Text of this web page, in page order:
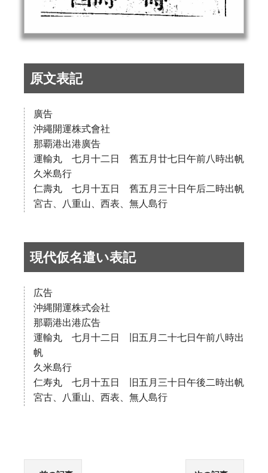
原文表記
廣告
沖繩開運株式會社
那覇港出港廣告
運輸丸 七月十二日 舊五月廿七日午前八時出帆
久米島行
仁壽丸 七月十五日 舊五月三十日午后二時出帆
宮古、八重山、西表、無人島行
現代仮名遣い表記
広告
沖縄開運株式会社
那覇港出港広告
運輸丸 七月十二日 旧五月二十七日午前八時出
帆
久米島行
仁寿丸 七月十五日 旧五月三十日午後二時出帆
宮古、八重山、西表、無人島行